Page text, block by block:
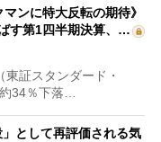
ンに特大反転の期待》
す第1四半期決算、…
証スタンダード・
34％下落…
として再評価される気